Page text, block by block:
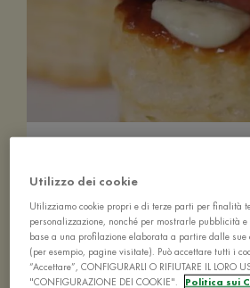
< 10 MIN FACILE
Utilizzo dei cookie
Utilizziamo cookie propri e di terze parti per finalità
personalizzazione, nonché per mostrarle pubblicità
base a una profilazione elaborata a partire dalle
(per esempio, pagine visitate). Può accettare tutti i
“Accettare”, CONFIGURARLI O RIFIUTARE IL LORO
"CONFIGURAZIONE DEI COOKIE".
Politica sui